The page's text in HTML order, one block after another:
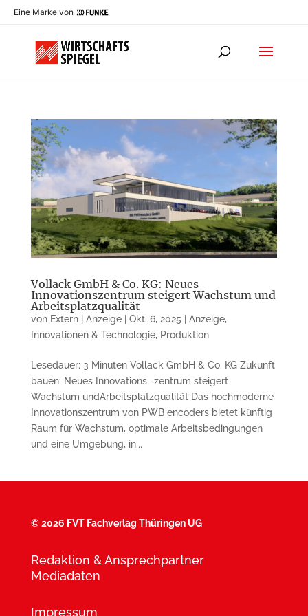
Eine Marke von
Vollack GmbH & Co. KG: Neues
Innovationszentrum steigert Wachstum und
Arbeitsplatzqualität
von Extern | Anzeige| Okt. 6, 2025 | Anzeige,
Innovationen & Technologie, Produktion
Lesedauer: 3 Minuten Vollack GmbH & Co. KG Zukunft
bauen: Neues Innovations -zentrum steigert
Wachstum undArbeitsplatzqualität Das hochmoderne
Innovationszentrum von PWB encoders bietet künftig
Raum für Wachstum, optimale Arbeitsbedingungen
und eine Umgebung, in...
©2026 FVT Fachverlag Thüringen UG
Redaktion & Ansprechpartner
Mediadaten
Impressum